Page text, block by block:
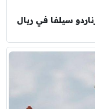
سيلفا في ريال